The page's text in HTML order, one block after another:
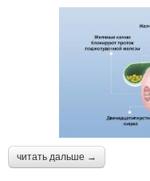
читать дальше →